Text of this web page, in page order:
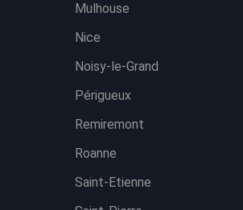
Mulhouse
Nice
Noisy-le-Grand
Périgueux
Remiremont
Roanne
Saint-Etienne